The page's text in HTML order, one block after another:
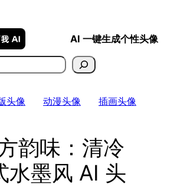
AI 一键生成个性头像
头像 动漫头像 插画头像
韵味：清冷
水墨风 AI 头